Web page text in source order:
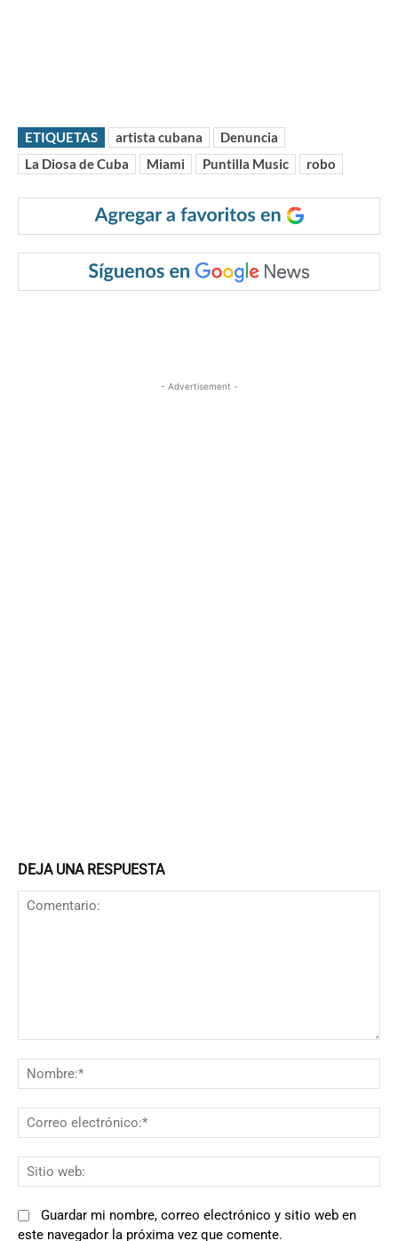
ETIQUETAS artista cubana
Denuncia
La Diosa de Cuba
Miami Puntilla Music robo
- Advertisement -
DEJA UNA RESPUESTA
Guardar mi nombre, correo electrónico y sitio web en
este navegador la próxima vez que comente.